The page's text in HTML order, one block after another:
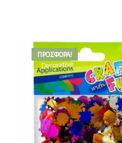
ΠΡΟΣΦΟΡΆ!